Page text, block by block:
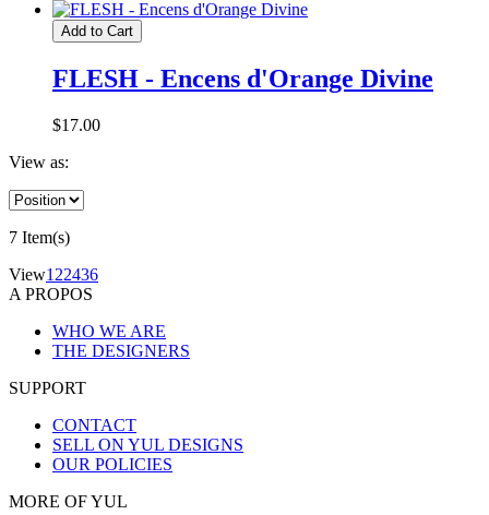
Add to Cart
FLESH - Encens d'Orange Divine
$17.00
View as:
7 Item(s)
View122436
A PROPOS
WHO WE ARE
THE DESIGNERS
SUPPORT
CONTACT
SELL ON YUL DESIGNS
OUR POLICIES
MORE OF YUL